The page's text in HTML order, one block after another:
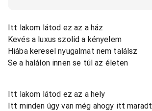
Itt lakom látod ez az a ház
Kevés a luxus szolid a kényelem
Hiába keresel nyugalmat nem találsz
Se a halálon innen se túl az életen
Itt lakom látod ez az a hely
Itt minden úgy van még ahogy itt maradt